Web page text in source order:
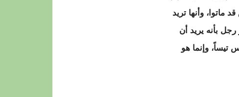
وأنها تريد
بأنه يريد أن
تيساً، وإنما هو